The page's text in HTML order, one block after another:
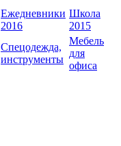
Ежедневники
2016
Школа
2015
Спецодежда,
инструменты
Мебель
для
офиса